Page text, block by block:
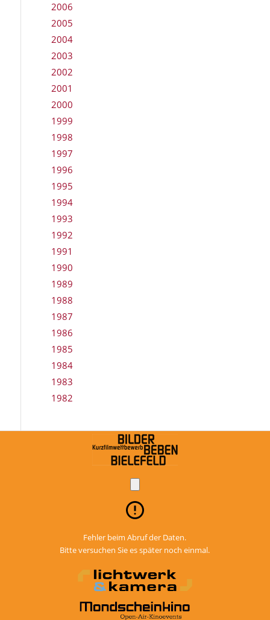
2006
2005
2004
2003
2002
2001
2000
1999
1998
1997
1996
1995
1994
1993
1992
1991
1990
1989
1988
1987
1986
1985
1984
1983
1982
Fehler beim Abruf der Daten.
Bitte versuchen Sie es später noch einmal.